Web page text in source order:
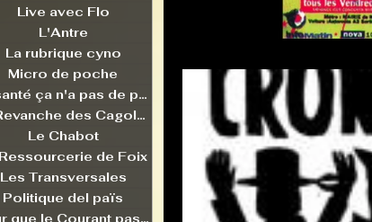
Live avec Flo
L'Antre
La rubrique cyno
Micro de poche
La santé ça n'a pas de prix
La Revanche des Cagoles
Le Chabot
de Foix
Les Transversales
Politique del païs
Pour que le Courant passe entre nou